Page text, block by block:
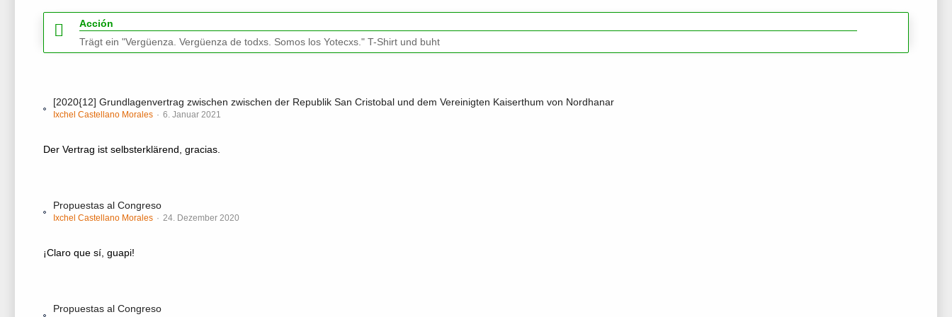
Acción
Trägt ein "Vergüenza. Vergüenza de todxs. Somos los Yotecxs." T-Shirt und buht
[2020{12] Grundlagenvertrag zwischen zwischen der Republik San Cristobal und dem Vereinigten Kaiserthum von Nordhanar
Ixchel Castellano Morales 6. Januar 2021
Der Vertrag ist selbsterklärend, gracias.
Propuestas al Congreso
Ixchel Castellano Morales 24. Dezember 2020
¡Claro que sí, guapi!
Propuestas al Congreso